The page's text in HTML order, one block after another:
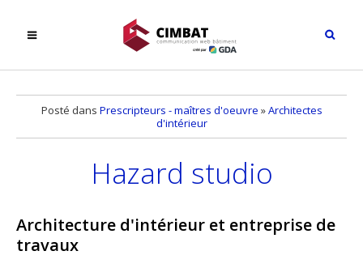
Posté dans Prescripteurs - maîtres d'oeuvre »Architectes
d'intérieur
Hazard studio
Architecture d'intérieur et entreprise de
travaux